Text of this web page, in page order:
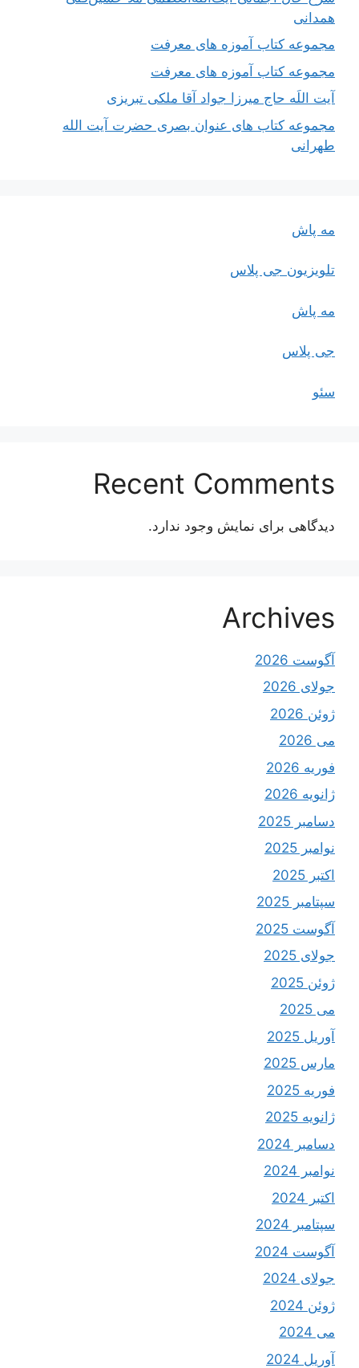
همدانی
مجموعه کتاب آموزه های معرفت
مجموعه کتاب آموزه های معرفت
آیت اللَه حاج میرزا جواد آقا ملکی تبریزی
مجموعه کتاب های عنوان بصری حضرت آیت الله
طهرانی
مه پاش
تلویزیون جی پلاس
مه پاش
جی پلاس
سئو
Recent Comments
دیدگاهی برای نمایش وجود ندارد.
Archives
آگوست 2026
جولای 2026
ژوئن 2026
می 2026
فوریه 2026
ژانویه 2026
دسامبر 2025
نوامبر 2025
اکتبر 2025
سپتامبر 2025
آگوست 2025
جولای 2025
ژوئن 2025
می 2025
آوریل 2025
مارس 2025
فوریه 2025
ژانویه 2025
دسامبر 2024
نوامبر 2024
اکتبر 2024
سپتامبر 2024
آگوست 2024
جولای 2024
ژوئن 2024
می 2024
آوریل 2024